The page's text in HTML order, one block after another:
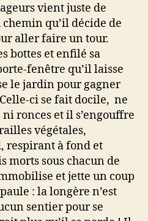
vient juste de
qu’il décide de
aller faire un tour.
bottes et enfilé sa
fenêtre qu’il laisse
le jardin pour gagner
ci se fait docile, ne
ronces et il s’engouffre
végétales,
respirant à fond et
morts sous chacun de
et jette un coup
: la longère n’est
sentier pour se